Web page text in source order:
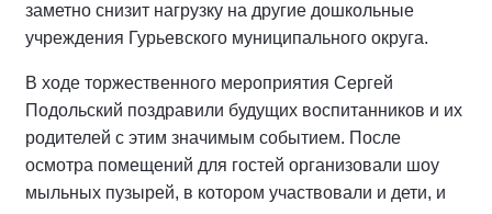
заметно снизит нагрузку на другие дошкольные
учреждения Гурьевского муниципального округа.
В ходе торжественного мероприятия Сергей
Подольский поздравили будущих воспитанников и их
родителей с этим значимым событием. После
осмотра помещений для гостей организовали шоу
мыльных пузырей, в котором участвовали и дети, и